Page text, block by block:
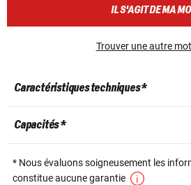
IL S'AGIT DE MA
Trouver une autre
Caractéristiques techniques *
Capacités *
* Nous évaluons soigneusement les
constitue aucune garantie